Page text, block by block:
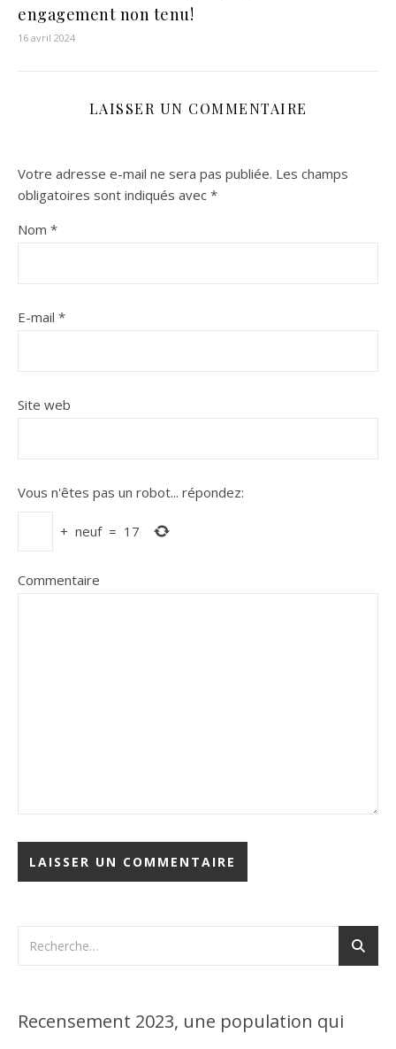
engagement non tenu!
16 avril 2024
LAISSER UN COMMENTAIRE
Votre adresse e-mail ne sera pas publiée. Les champs
obligatoires sont indiqués avec *
Nom *
E-mail *
Site web
Vous n'êtes pas un robot... répondez:
+ neuf = 17
Commentaire
Recensement 2023, une population qui